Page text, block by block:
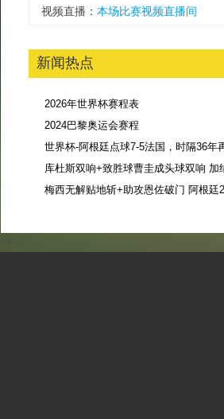
视频直播： 本场比赛视频直播间
新闻热点
2026年世界杯赛程表
2024巴黎奥运会赛程
库杜斯双响+致胜球曹圭成头球双响 加